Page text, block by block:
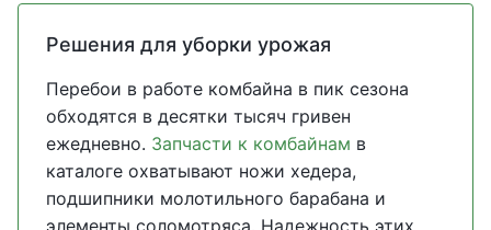
Решения для уборки урожая
Перебои в работе комбайна в пик сезона
обходятся в десятки тысяч гривен
ежедневно. Запчасти к комбайнам в
каталоге охватывают ножи хедера,
подшипники молотильного барабана и
элементы соломотряса. Надежность этих